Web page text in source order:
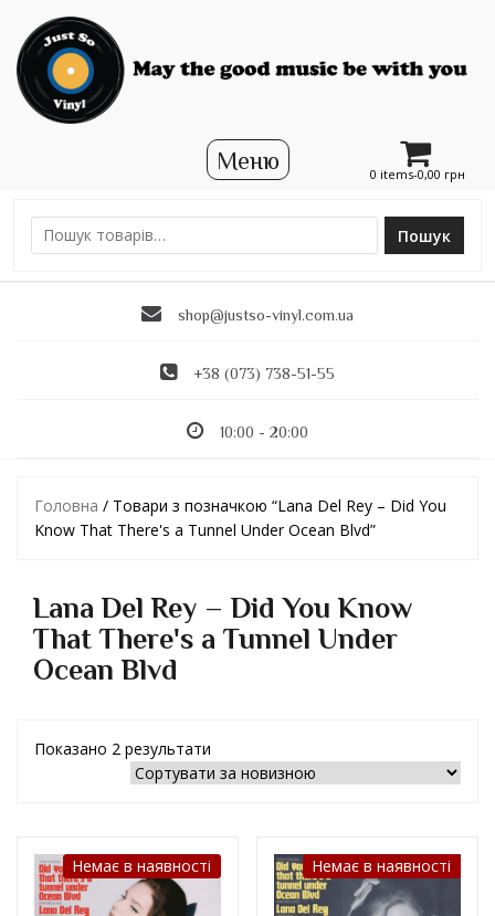
0 items-0,00 грн
Ш
Пошук
shop@justso-vinyl.com.ua
+38 (073) 738-51-55
10:00 - 20:00
Головна / Товари з позначкою “Lana Del Rey – Did You
Know That There's a Tunnel Under Ocean Blvd”
Lana Del Rey – Did You Know
That There's a Tunnel Under
Ocean Blvd
Показано 2 результати
Немає в наявності Немає в наявності